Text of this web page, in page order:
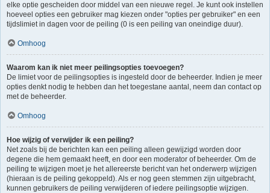
elke optie gescheiden door middel van een nieuwe regel. Je kunt ook instellen
hoeveel opties een gebruiker mag kiezen onder "opties per gebruiker" en een
tijdslimiet in dagen voor de peiling (0 is een peiling van oneindige duur).
Omhoog
Waarom kan ik niet meer peilingsopties toevoegen?
De limiet voor de peilingsopties is ingesteld door de beheerder. Indien je meer
opties denkt nodig te hebben dan het toegestane aantal, neem dan contact op
met de beheerder.
Omhoog
Hoe wijzig of verwijder ik een peiling?
Net zoals bij de berichten kan een peiling alleen gewijzigd worden door
degene die hem gemaakt heeft, en door een moderator of beheerder. Om de
peiling te wijzigen moet je het allereerste bericht van het onderwerp wijzigen
(hieraan is de peiling gekoppeld). Als er nog geen stemmen zijn uitgebracht,
kunnen gebruikers de peiling verwijderen of iedere peilingsoptie wijzigen.